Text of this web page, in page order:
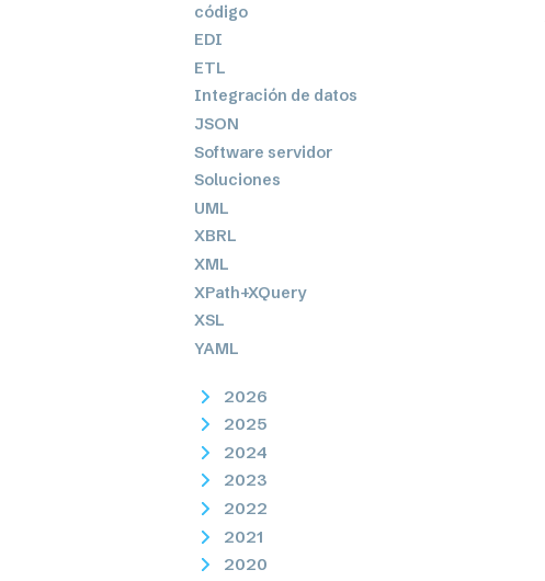
código
EDI
ETL
Integración de datos
JSON
Software servidor
Soluciones
UML
XBRL
XML
XPath+XQuery
XSL
YAML
2026
2025
2024
2023
2022
2021
2020